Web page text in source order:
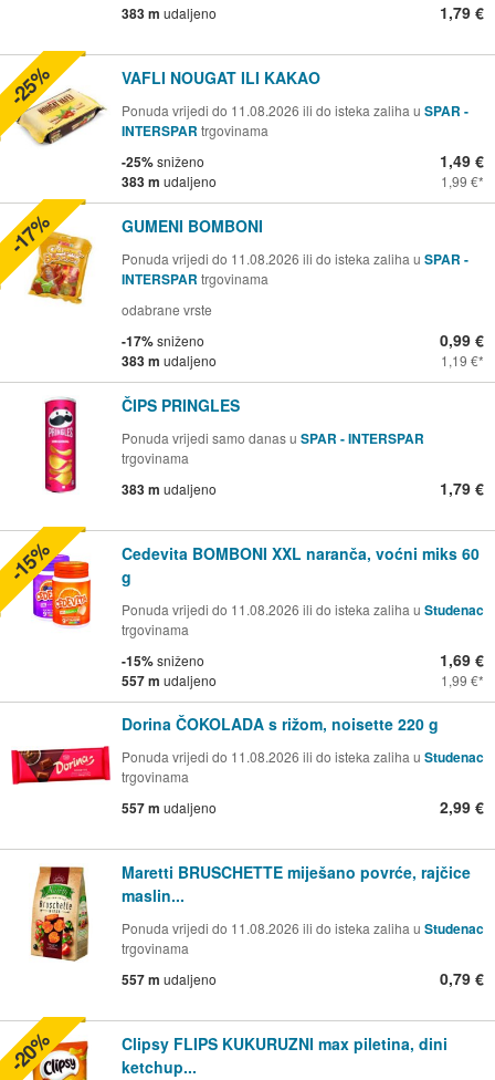
383 m udaljeno 1,79 €
VAFLI NOUGAT ILI KAKAO
Ponuda vrijedi do 11.08.2026 ili do isteka zaliha u SPAR -
INTERSPAR trgovinama
-25%sniženo
383 m udaljeno
1,49 €
1,99 €
-25%
GUMENI BOMBONI
Ponuda vrijedi do 11.08.2026 ili do isteka zaliha u SPAR -
INTERSPAR trgovinama
odabrane vrste
-17%sniženo
383 m udaljeno
0,99 €
1,19 €
-17%
ČIPS PRINGLES
Ponuda vrijedi samo danas u SPAR - INTERSPAR
trgovinama
383 m udaljeno 1,79 €
Cedevita BOMBONI XXL naranča, voćni miks 60
g
Ponuda vrijedi do 11.08.2026 ili do isteka zaliha u Studenac
trgovinama
-15%sniženo
557 m udaljeno
1,69 €
1,99 €
-15%
Dorina ČOKOLADA s rižom, noisette 220 g
Ponuda vrijedi do 11.08.2026 ili do isteka zaliha u Studenac
trgovinama
557 m udaljeno 2,99 €
Maretti BRUSCHETTE miješano povrće, rajčice
maslin...
Ponuda vrijedi do 11.08.2026 ili do isteka zaliha u Studenac
trgovinama
557 m udaljeno 0,79 €
Clipsy FLIPS KUKURUZNI max piletina, dini
ketchup...
-20%